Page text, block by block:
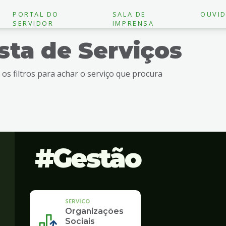
PORTAL DO
SERVIDOR
SALA DE
IMPRENSA
de Serviços
os filtros para achar o serviço que procura
Gestão
SERVICO
Organizações
Sociais